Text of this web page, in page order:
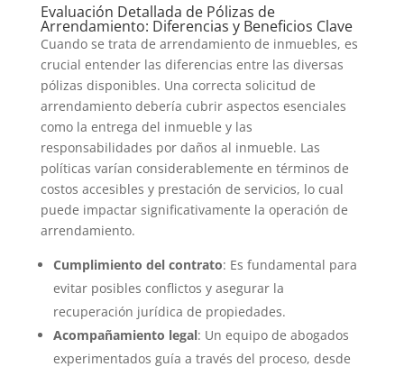
Evaluación Detallada de Pólizas de
Arrendamiento: Diferencias y Beneficios Clave
Cuando se trata de arrendamiento de inmuebles, es
crucial entender las diferencias entre las diversas
pólizas disponibles. Una correcta solicitud de
arrendamiento debería cubrir aspectos esenciales
como la entrega del inmueble y las
responsabilidades por daños al inmueble. Las
políticas varían considerablemente en términos de
costos accesibles y prestación de servicios, lo cual
puede impactar significativamente la operación de
arrendamiento.
Cumplimiento del contrato: Es fundamental para
evitar posibles conflictos y asegurar la
recuperación jurídica de propiedades.
Acompañamiento legal: Un equipo de abogados
experimentados guía a través del proceso, desde